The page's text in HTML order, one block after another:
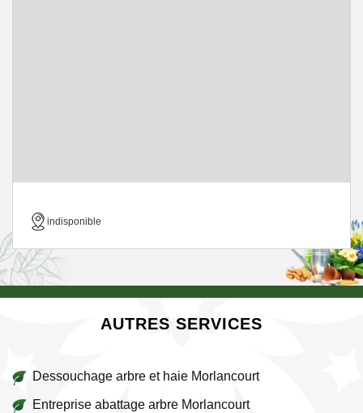
indisponible
AUTRES SERVICES
Dessouchage arbre et haie Morlancourt
Entreprise abattage arbre Morlancourt